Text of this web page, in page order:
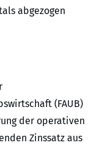
abgezogen
(FAUB)
der operativen
Zinssatz aus